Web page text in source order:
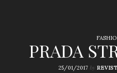
PRADA
25/01/2017 by